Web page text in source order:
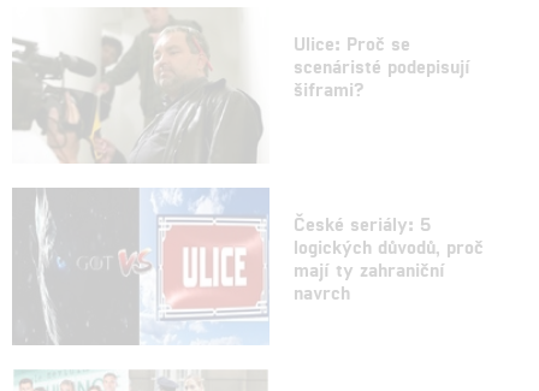
Ulice: Proč se
scenáristé podepisují
šiframi?
České seriály: 5
logických důvodů, proč
mají ty zahraniční
navrch